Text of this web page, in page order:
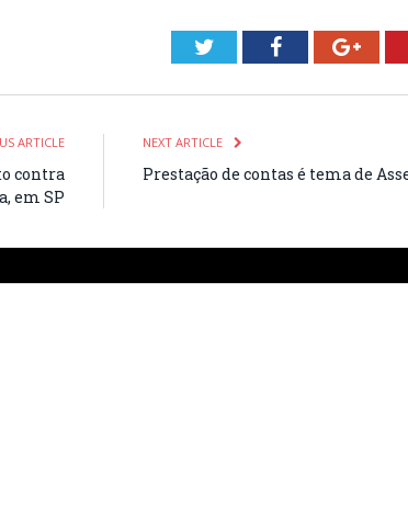
TwitterFacebook
ARTICLE
contra
em SP
NEXT ARTICLE
Prestação de contas é tema de